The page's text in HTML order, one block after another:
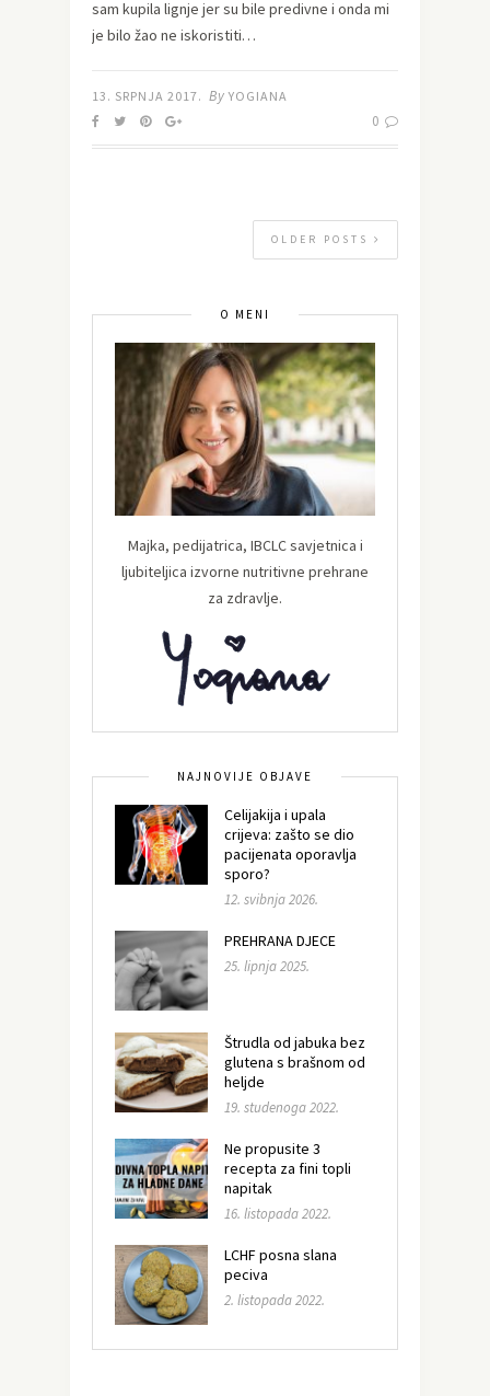
sam kupila lignje jer su bile predivne i onda mi
je bilo žao ne iskoristiti…
13. SRPNJA 2017. By YOGIANA
0
OLDER POSTS
O MENI
Majka, pedijatrica, IBCLC savjetnica i
ljubiteljica izvorne nutritivne prehrane
za zdravlje.
NAJNOVIJE OBJAVE
Celijakija i upala
crijeva: zašto se dio
pacijenata oporavlja
sporo?
12. svibnja 2026.
PREHRANA DJECE
25. lipnja 2025.
Štrudla od jabuka bez
glutena s brašnom od
heljde
19. studenoga 2022.
Ne propusite 3
recepta za fini topli
napitak
16. listopada 2022.
LCHF posna slana
peciva
2. listopada 2022.